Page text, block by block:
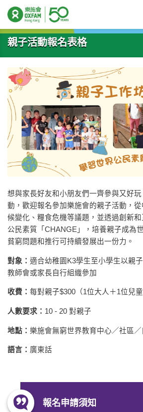
開始主要內容
親子活動報名表格
想與家長好友和小朋友們一齊參與又好
動，歡迎報名參加樂施會的親子活動，
候變化、糧食危機等議題，並透過創新
公民素質「CHANGE」，培養親子成為
貧窮問題和推行可持續發展出一份力。
對象： 適合幼稚園K3學生至小學生以親
教師會或家長自行組織參加
收費： 每對親子$300（1位大人＋1位兒童
人數要求： 10 - 20 對親子
地點： 樂施會無窮世界教育中心／社區
語言： 廣東話
報名申請須知